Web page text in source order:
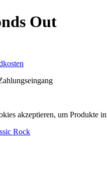
Out
akzeptieren, um Produkte
Rock